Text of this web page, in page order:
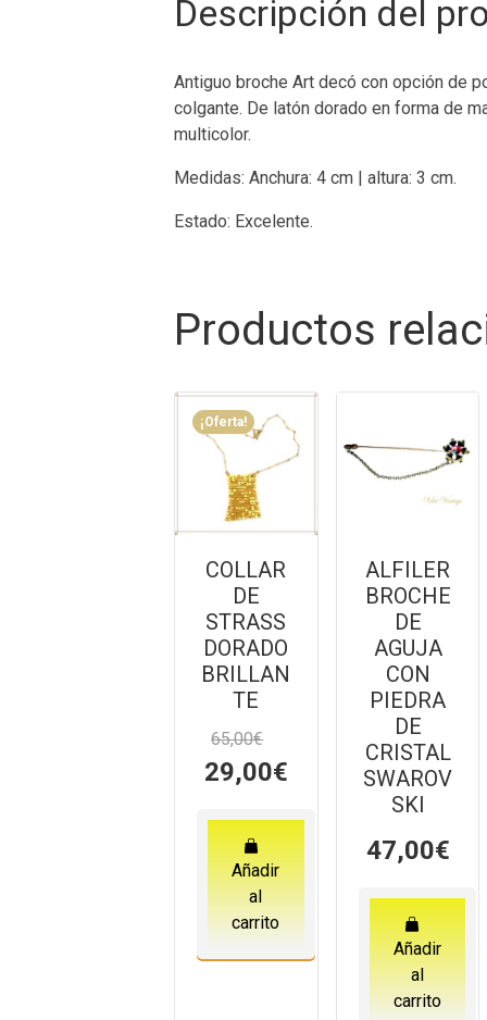
Descripción del
Antiguo broche Art decó con opción de
colgante. De latón dorado en forma de
multicolor.
Medidas: Anchura: 4 cm | altura: 3 cm.
Estado: Excelente.
Productos
¡Oferta!
COLLAR
DE
STRASS
DORADO
BRILLAN
TE
65,00€
El
precio
original
65,00€.
29,00€El
actual
Añadir
al
carrito
ALFILER
BROCHE
DE
AGUJA
CON
PIEDRA
DE
CRISTAL
SWAROV
SKI
47,00€
Añadir
al
carrito